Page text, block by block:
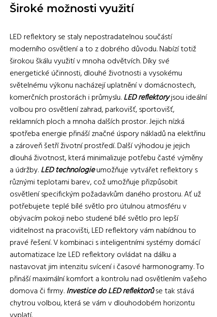
Široké možnosti využití
LED reflektory se staly nepostradatelnou součástí
moderního osvětlení a to z dobrého důvodu. Nabízí totiž
širokou škálu využití v mnoha odvětvích. Díky své
energetické účinnosti, dlouhé životnosti a vysokému
světelnému výkonu nacházejí uplatnění v domácnostech,
komerčních prostorách i průmyslu.LED reflektoryjsou ideální
volbou pro osvětlení zahrad, parkovišť, sportovišť,
reklamních ploch a mnoha dalších prostor. Jejich nízká
spotřeba energie přináší značné úspory nákladů na elektřinu
a zároveň šetří životní prostředí. Další výhodou je jejich
dlouhá životnost, která minimalizuje potřebu časté výměny
a údržby.LED technologieumožňuje vytvářet reflektory s
různými teplotami barev, což umožňuje přizpůsobit
osvětlení specifickým požadavkům daného prostoru. Ať už
potřebujete teplé bílé světlo pro útulnou atmosféru v
obývacím pokoji nebo studené bílé světlo pro lepší
viditelnost na pracovišti, LED reflektory vám nabídnou to
pravé řešení. V kombinaci s inteligentními systémy domácí
automatizace lze LED reflektory ovládat na dálku a
nastavovat jim intenzitu svícení i časové harmonogramy. To
přináší maximální komfort a kontrolu nad osvětlením vašeho
domova či firmy.Investice do LED reflektorůse tak stává
chytrou volbou, která se vám v dlouhodobém horizontu